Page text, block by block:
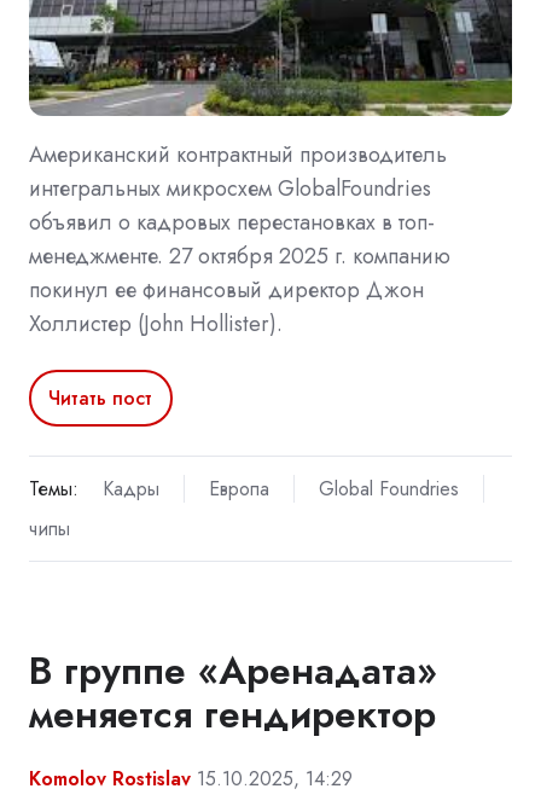
Американский контрактный производитель
интегральных микросхем GlobalFoundries
объявил о кадровых перестановках в топ-
менеджменте. 27 октября 2025 г. компанию
покинул ее финансовый директор Джон
Холлистер (John Hollister).
Читать пост
Темы: Кадры Европа
Global Foundries
чипы
В группе «Аренадата»
меняется гендиректор
Komolov Rostislav 15.10.2025, 14:29